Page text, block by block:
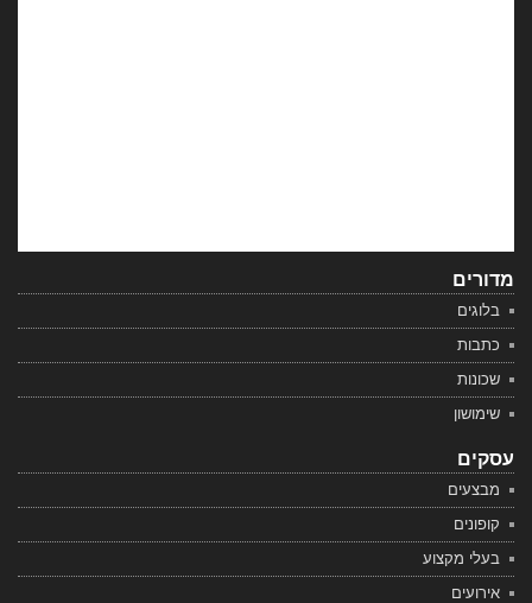
מדורים
בלוגים
כתבות
שכונות
שימושון
עסקים
מבצעים
קופונים
בעלי מקצוע
אירועים